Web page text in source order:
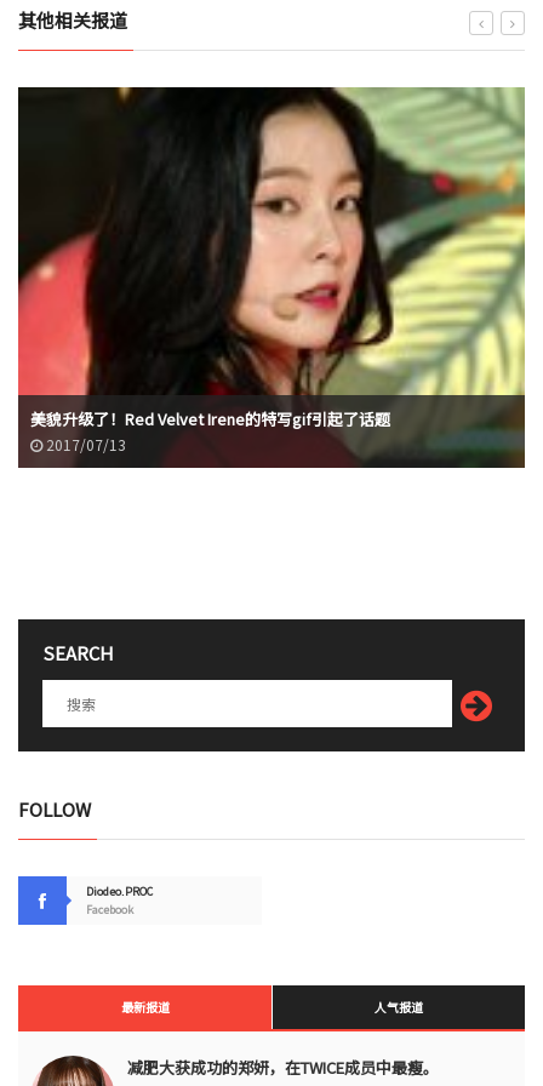
其他相关报道
美貌升级了！Red Velvet Irene的特写gif引起了话题
2017/07/13
SEARCH
FOLLOW
Diodeo.PROC
Facebook
最新报道 人气报道
减肥大获成功的郑妍，在TWICE成员中最瘦。